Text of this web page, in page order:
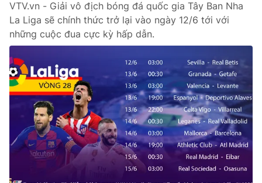
Liên hệ tòa soạn English
THỜI BÁO VTV
Theo dõi báo trên
Cơ quan chủ quản:
Đài Truyền hình Việt Nam
Cơ quan báo chí:
VTV.vn - Giải vô địch bóng đá quốc gia Tây Ban Nha
La Liga sẽ chính thức trở lại vào ngày 12/6 tới với
những cuộc đua cực kỳ hấp dẫn.